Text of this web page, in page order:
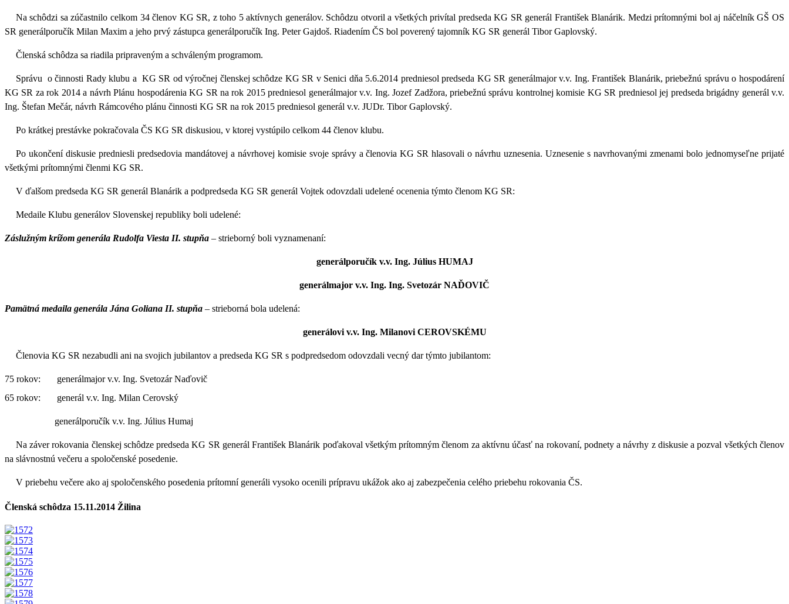
Na schôdzi sa zúčastnilo celkom 34 členov KG SR, z toho 5 aktívnych generálov. Schôdzu otvoril a všetkých privítal predseda KG SR generál František Blanárik. Medzi prítomnými bol aj náčelník GŠ OS
SR generálporučík Milan Maxim a jeho prvý zástupca generálporučík Ing. Peter Gajdoš. Riadením ČS bol poverený tajomník KG SR generál Tibor Gaplovský.
Členská schôdza sa riadila pripraveným a schváleným programom.
Správu o činnosti Rady klubu a KG SR od výročnej členskej schôdze KG SR v Senici dňa 5.6.2014 predniesol predseda KG SR generálmajor v.v. Ing. František Blanárik, priebežnú správu o hospodárení
KG SR za rok 2014 a návrh Plánu hospodárenia KG SR na rok 2015 predniesol generálmajor v.v. Ing. Jozef Zadžora, priebežnú správu kontrolnej komisie KG SR predniesol jej predseda brigádny generál v.v.
Ing. Štefan Mečár, návrh Rámcového plánu činnosti KG SR na rok 2015 predniesol generál v.v. JUDr. Tibor Gaplovský.
Po krátkej prestávke pokračovala ČS KG SR diskusiou, v ktorej vystúpilo celkom 44 členov klubu.
Po ukončení diskusie predniesli predsedovia mandátovej a návrhovej komisie svoje správy a členovia KG SR hlasovali o návrhu uznesenia. Uznesenie s navrhovanými zmenami bolo jednomyseľne prijaté
všetkými prítomnými členmi KG SR.
V ďalšom predseda KG SR generál Blanárik a podpredseda KG SR generál Vojtek odovzdali udelené ocenenia týmto členom KG SR:
Medaile Klubu generálov Slovenskej republiky boli udelené:
Záslužným krížom generála Rudolfa Viesta II. stupňa – strieborný boli vyznamenaní:
generálporučík v.v. Ing. Július HUMAJ
generálmajor v.v. Ing. Ing. Svetozár NAĎOVIČ
Pamätná medaila generála Jána Goliana II. stupňa – strieborná bola udelená:
generálovi v.v. Ing. Milanovi CEROVSKÉMU
Členovia KG SR nezabudli ani na svojich jubilantov a predseda KG SR s podpredsedom odovzdali vecný dar týmto jubilantom:
75 rokov: generálmajor v.v. Ing. Svetozár Naďovič
65 rokov: generál v.v. Ing. Milan Cerovský
generálporučík v.v. Ing. Július Humaj
Na záver rokovania členskej schôdze predseda KG SR generál František Blanárik poďakoval všetkým prítomným členom za aktívnu účasť na rokovaní, podnety a návrhy z diskusie a pozval všetkých členov
na slávnostnú večeru a spoločenské posedenie.
V priebehu večere ako aj spoločenského posedenia prítomní generáli vysoko ocenili prípravu ukážok ako aj zabezpečenia celého priebehu rokovania ČS.
Členská schôdza 15.11.2014 Žilina